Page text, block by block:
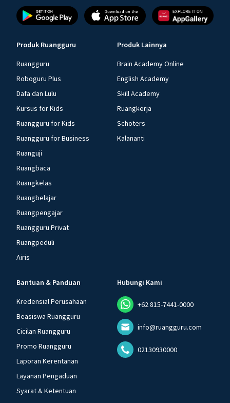
Produk Ruangguru
Ruangguru
Roboguru Plus
Dafa dan Lulu
Kursus for Kids
Ruangguru for Kids
Ruangguru for Business
Ruanguji
Ruangbaca
Ruangkelas
Ruangbelajar
Ruangpengajar
Ruangguru Privat
Ruangpeduli
Airis
Produk Lainnya
Brain Academy Online
English Academy
Skill Academy
Ruangkerja
Schoters
Kalananti
Bantuan & Panduan
Kredensial Perusahaan
Beasiswa Ruangguru
Cicilan Ruangguru
Promo Ruangguru
Laporan Kerentanan
Layanan Pengaduan
Syarat & Ketentuan
Hubungi Kami
+62 815-7441-0000
info@ruangguru.com
02130930000